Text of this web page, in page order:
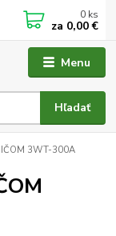
Menu
Hľadať
0 ks
za 0,00 €
3WT-300A